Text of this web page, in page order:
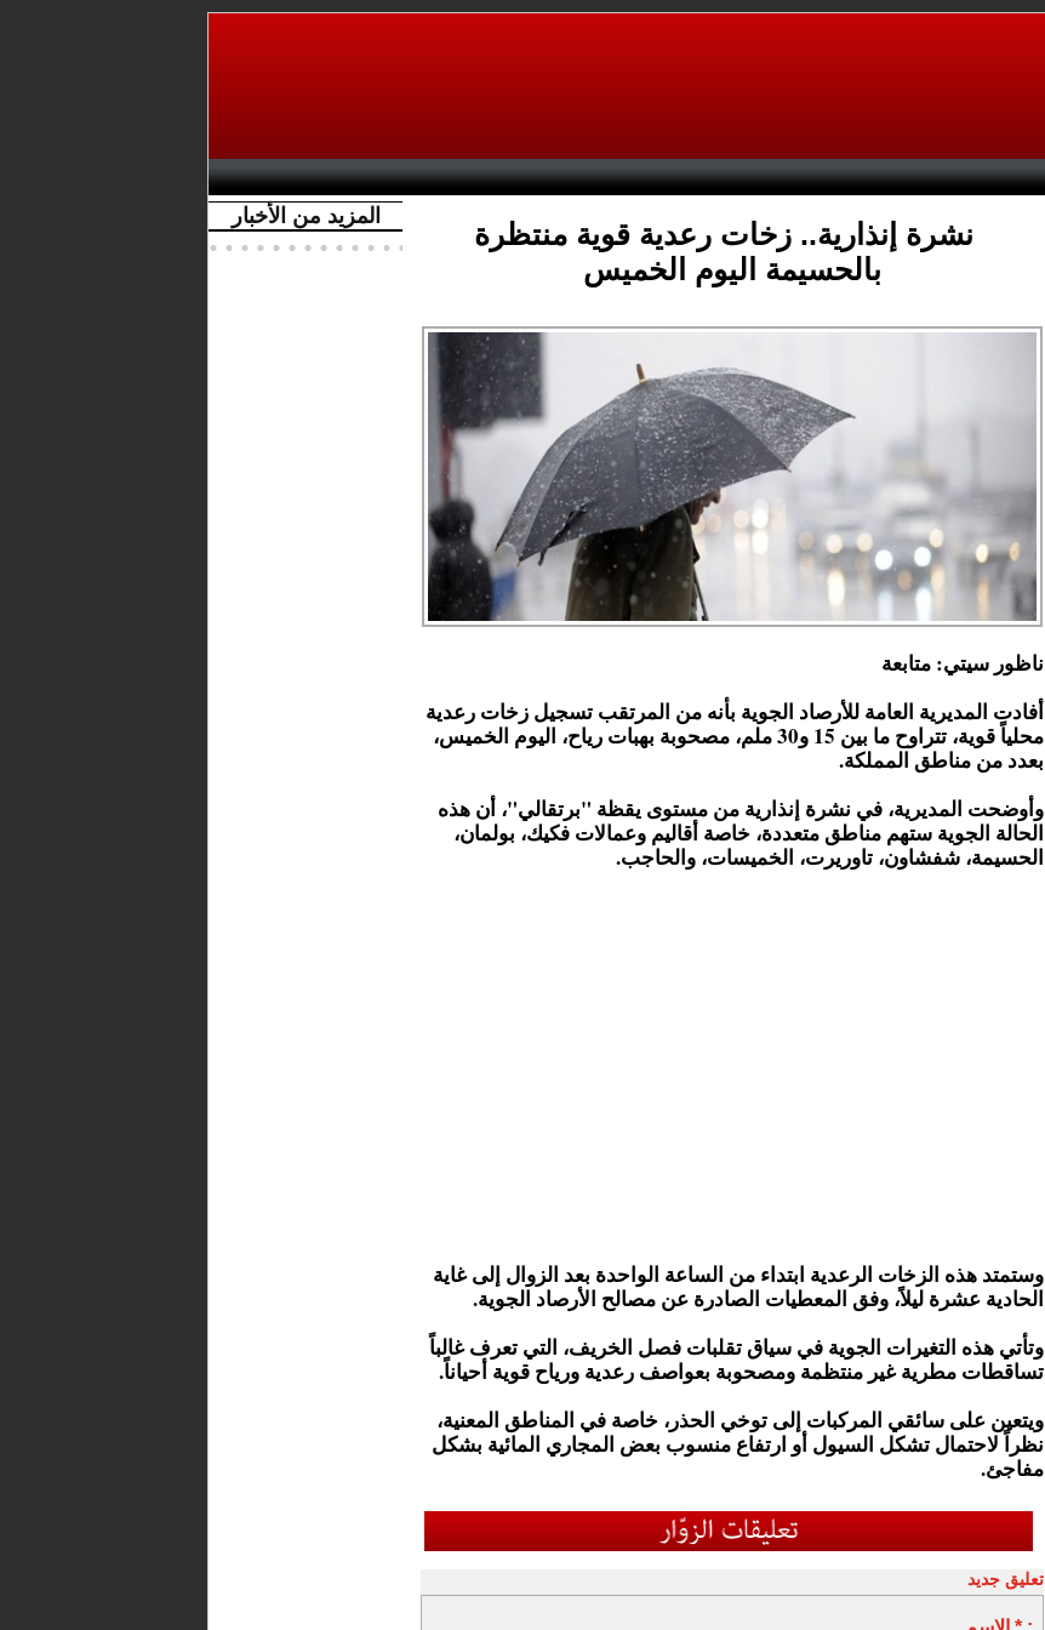
المزيد من الأخبار
نشرة إنذارية.. زخات رعدية قوية منتظرة
بالحسيمة اليوم الخميس
ناظور سيتي: متابعة
أفادت المديرية العامة للأرصاد الجوية بأنه من المرتقب تسجيل زخات رعدية
محلياً قوية، تتراوح ما بين 15 و30 ملم، مصحوبة بهبات رياح، اليوم الخميس،
بعدد من مناطق المملكة.
وأوضحت المديرية، في نشرة إنذارية من مستوى يقظة "برتقالي"، أن هذه
الحالة الجوية ستهم مناطق متعددة، خاصة أقاليم وعمالات فكيك، بولمان،
الحسيمة، شفشاون، تاوريرت، الخميسات، والحاجب.
وستمتد هذه الزخات الرعدية ابتداء من الساعة الواحدة بعد الزوال إلى غاية
الحادية عشرة ليلاً، وفق المعطيات الصادرة عن مصالح الأرصاد الجوية.
وتأتي هذه التغيرات الجوية في سياق تقلبات فصل الخريف، التي تعرف غالباً
تساقطات مطرية غير منتظمة ومصحوبة بعواصف رعدية ورياح قوية أحياناً.
ويتعين على سائقي المركبات إلى توخي الحذر، خاصة في المناطق المعنية،
نظراً لاحتمال تشكل السيول أو ارتفاع منسوب بعض المجاري المائية بشكل
مفاجئ.
تعليق جديد